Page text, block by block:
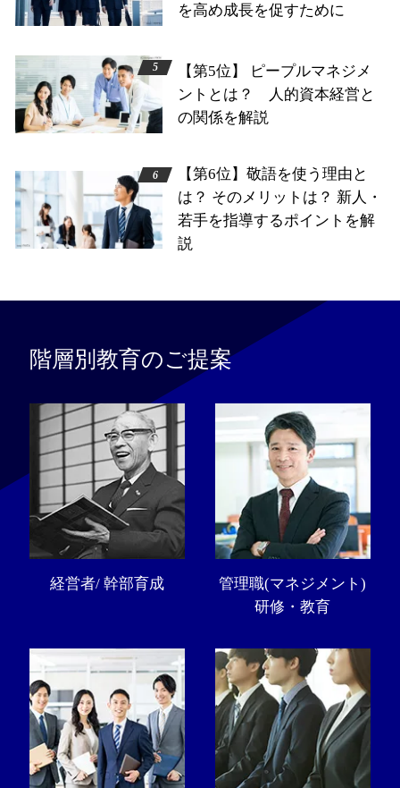
を高め成長を促すために
【第5位】 ピープルマネジメ
ントとは？ 人的資本経営と
の関係を解説
【第6位】敬語を使う理由と
は？ そのメリットは？ 新人・
若手を指導するポイントを解
説
階層別教育のご提案
経営者/ 幹部育成
管理職(マネジメント)
研修・教育